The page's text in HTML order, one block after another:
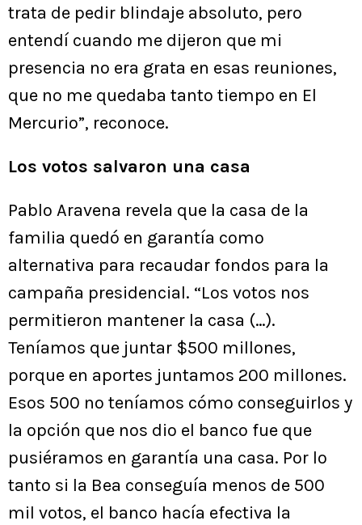
trata de pedir blindaje absoluto, pero
entendí cuando me dijeron que mi
presencia no era grata en esas reuniones,
que no me quedaba tanto tiempo en El
Mercurio”, reconoce.
Los votos salvaron una casa
Pablo Aravena revela que la casa de la
familia quedó en garantía como
alternativa para recaudar fondos para la
campaña presidencial. “Los votos nos
permitieron mantener la casa (…).
Teníamos que juntar $500 millones,
porque en aportes juntamos 200 millones.
Esos 500 no teníamos cómo conseguirlos y
la opción que nos dio el banco fue que
pusiéramos en garantía una casa. Por lo
tanto si la Bea conseguía menos de 500
mil votos, el banco hacía efectiva la